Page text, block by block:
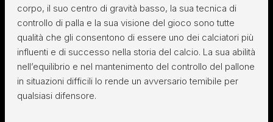
corpo, il suo centro di gravità basso, la sua tecnica di
controllo di palla e la sua visione del gioco sono tutte
qualità che gli consentono di essere uno dei calciatori più
influenti e di successo nella storia del calcio. La sua abilità
nell’equilibrio e nel mantenimento del controllo del pallone
in situazioni difficili lo rende un avversario temibile per
qualsiasi difensore.